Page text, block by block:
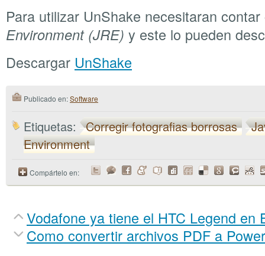
Para utilizar UnShake necesitaran
Environment (JRE) y este lo pueden
Descargar UnShake
Publicado en:Software
Etiquetas: Corregir fotografias borrosas
Environment
Compártelo en:
Vodafone ya tiene el HTC Legend en
Como convertir archivos PDF a